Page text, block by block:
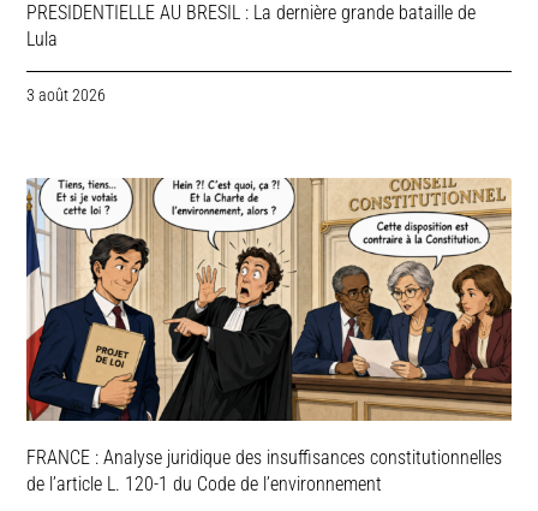
PRESIDENTIELLE AU BRESIL : La dernière grande bataille de
Lula
3 août 2026
FRANCE : Analyse juridique des insuffisances constitutionnelles
de l’article L. 120-1 du Code de l’environnement